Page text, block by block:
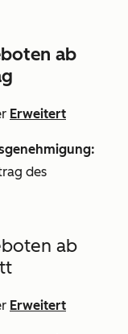
ab
Erweitert
des
ab
Erweitert